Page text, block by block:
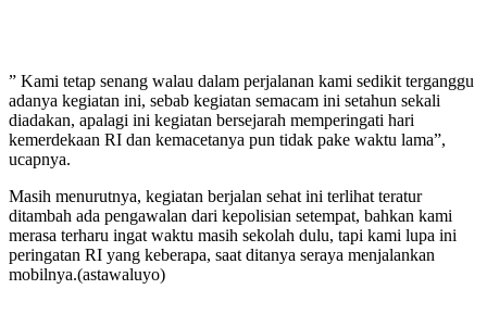
” Kami tetap senang walau dalam perjalanan kami sedikit terganggu
adanya kegiatan ini, sebab kegiatan semacam ini setahun sekali
diadakan, apalagi ini kegiatan bersejarah memperingati hari
kemerdekaan RI dan kemacetanya pun tidak pake waktu lama”,
ucapnya.
Masih menurutnya, kegiatan berjalan sehat ini terlihat teratur
ditambah ada pengawalan dari kepolisian setempat, bahkan kami
merasa terharu ingat waktu masih sekolah dulu, tapi kami lupa ini
peringatan RI yang keberapa, saat ditanya seraya menjalankan
mobilnya.(astawaluyo)